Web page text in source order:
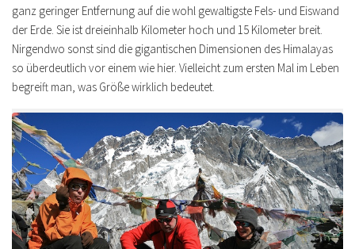
ganz geringer Entfernung auf die wohl gewaltigste Fels- und Eiswand
der Erde. Sie ist dreieinhalb Kilometer hoch und 15 Kilometer breit.
Nirgendwo sonst sind die gigantischen Dimensionen des Himalayas
so überdeutlich vor einem wie hier. Vielleicht zum ersten Mal im Leben
begreift man, was Größe wirklich bedeutet.